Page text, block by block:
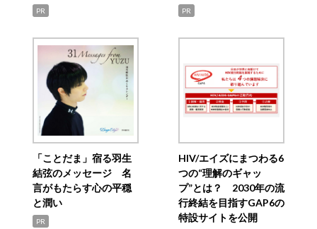
PR PR
「ことだま」宿る羽生
結弦のメッセージ 名
言がもたらす心の平穏
と潤い
PR
HIV/エイズにまつわる6
つの“理解のギャッ
プ”とは？ 2030年の流
行終結を目指すGAP6の
特設サイトを公開